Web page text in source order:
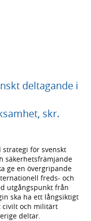
deltagande i
skr.
strategi för svenskt
säkerhetsfrämjande
ge en övergripande
freds- och
utgångspunkt från
ska ha ett långsiktigt
civilt och militärt
deltar.